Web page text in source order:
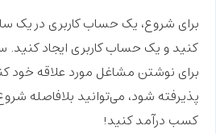
برای شروع، یک حساب کاربری در یک
کنید و یک حساب کاربری ایجاد
برای نوشتن مشاغل مورد علاقه خود
پذیرفته شود، می‌توانید بلافاصله
کسب درآمد کنید!